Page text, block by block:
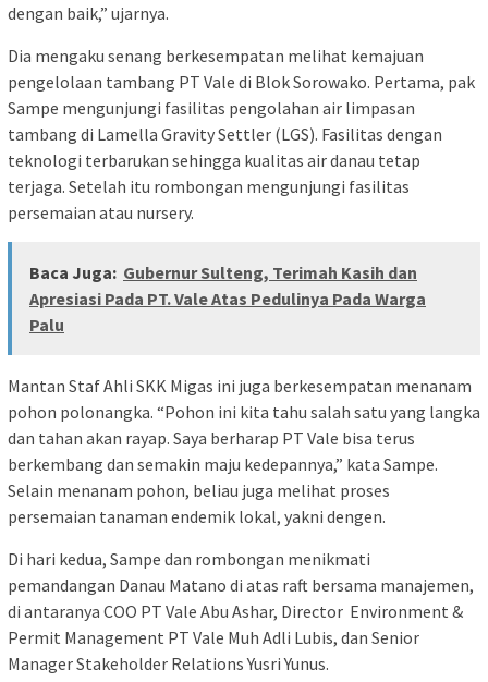
dengan baik,” ujarnya.
Dia mengaku senang berkesempatan melihat kemajuan
pengelolaan tambang PT Vale di Blok Sorowako. Pertama, pak
Sampe mengunjungi fasilitas pengolahan air limpasan
tambang di Lamella Gravity Settler (LGS). Fasilitas dengan
teknologi terbarukan sehingga kualitas air danau tetap
terjaga. Setelah itu rombongan mengunjungi fasilitas
persemaian atau nursery.
Baca Juga: Gubernur Sulteng, Terimah Kasih dan
Apresiasi Pada PT. Vale Atas Pedulinya Pada Warga
Palu
Mantan Staf Ahli SKK Migas ini juga berkesempatan menanam
pohon polonangka. “Pohon ini kita tahu salah satu yang langka
dan tahan akan rayap. Saya berharap PT Vale bisa terus
berkembang dan semakin maju kedepannya,” kata Sampe.
Selain menanam pohon, beliau juga melihat proses
persemaian tanaman endemik lokal, yakni dengen.
Di hari kedua, Sampe dan rombongan menikmati
pemandangan Danau Matano di atas raft bersama manajemen,
di antaranya COO PT Vale Abu Ashar, Director Environment &
Permit Management PT Vale Muh Adli Lubis, dan Senior
Manager Stakeholder Relations Yusri Yunus.